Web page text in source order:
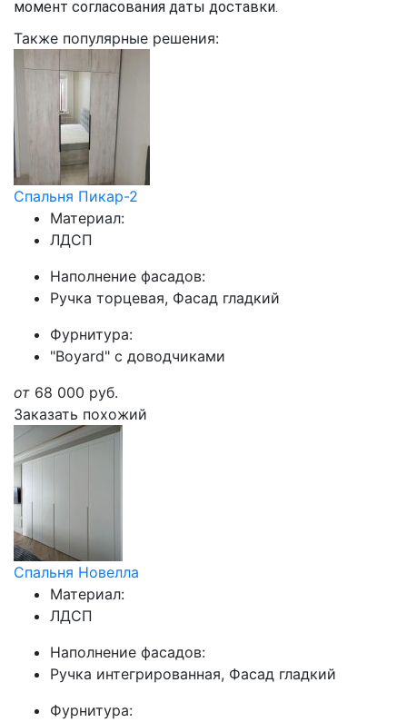
момент согласования даты доставки.
Также популярные решения:
Спальня Пикар-2
Материал:
ЛДСП
Наполнение фасадов:
Ручка торцевая, Фасад гладкий
Фурнитура:
"Boyard" с доводчиками
от 68 000 руб.
Заказать похожий
Спальня Новелла
Материал:
ЛДСП
Наполнение фасадов:
Ручка интегрированная, Фасад гладкий
Фурнитура: